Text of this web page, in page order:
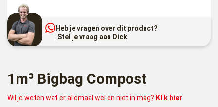
Heb je vragen over dit product?
Stel je vraag aan Dick
1m³ Bigbag Compost
Wil je weten wat er allemaal wel en niet in mag? Klik hier